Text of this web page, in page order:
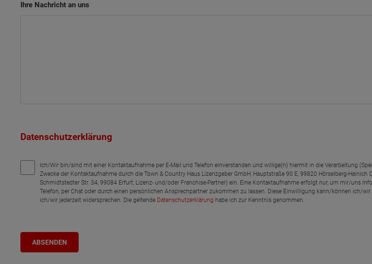
Ihre Nachricht an uns
Datenschutzerklärung
Ich/Wir bin/sind mit einer Kontaktaufnahme per E-Mail und Telefon einverstanden und willige(n) hiermit in die Verarbeitung
Zwecke der Kontaktaufnahme durch die Town & Country Haus Lizenzgeber GmbH, Hauptstraße 90 E, 99820 Hörselberg-
Schmidtstedter Str. 34, 99084 Erfurt, Lizenz- und/oder Franchise-Partner) ein. Eine Kontaktaufnahme erfolgt nur, um mir/uns
Telefon, per Chat oder durch einen persönlichen Ansprechpartner zukommen zu lassen. Diese Einwilligung kann/können ich/
ich/wir jederzeit widersprechen. Die geltende Datenschutzerklärung habe ich zur Kenntnis genommen.